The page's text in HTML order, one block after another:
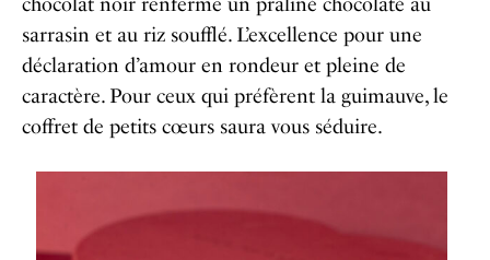
sarrasin et au riz soufflé. L’excellence pour une
déclaration d’amour en rondeur et pleine de
caractère. Pour ceux qui préfèrent la guimauve, le
coffret de petits cœurs saura vous séduire.